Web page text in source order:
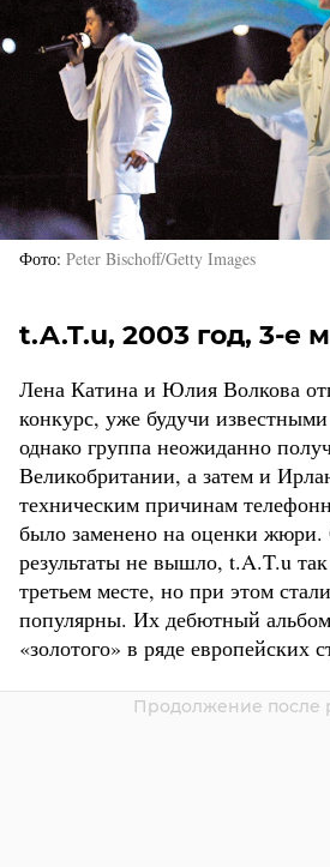
Фото Peter Bischoff/Getty Images
t.A.T.u, 2003 год, 3-е
Лена Катина и Юлия Волкова
конкурс, уже будучи
однако группа неожиданно
Великобритании, а затем и
техническим причинам
было заменено на оценки жюри.
результаты не вышло, t.A.T.u
третьем месте, но при этом
популярны. Их дебютный
«золотого» в ряде европейских